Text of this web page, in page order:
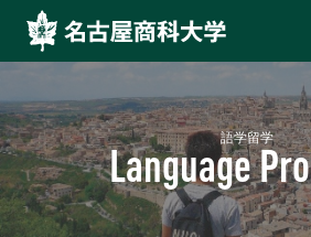
語学留学
Language